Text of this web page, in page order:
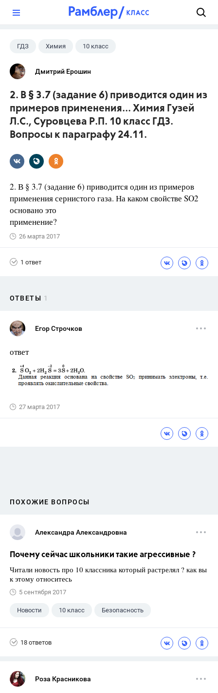
ГДЗ Химия 10 класс
Гузей Л.С.
Дмитрий Ерошин
2. В § 3.7 (задание 6) приводится один из
примеров применения... Химия Гузей
Л.С., Суровцева Р.П. 10 класс ГДЗ.
Вопросы к параграфу 24.11.
2. В § 3.7 (задание 6) приводится один из примеров
применения сернистого газа. На каком свойстве SO2
основано это
применение?
26 марта 2017
1 ответ
ОТВЕТЫ 1
Егор Строчков
ответ
27 марта 2017
ПОХОЖИЕ ВОПРОСЫ
Александра Александровна
Почему сейчас школьники такие агрессивные ?
Читали новость про 10 классника который растрелял ? как вы
к этому относитесь
5 сентября 2017
Новости 10 класс Безопасность
18 ответов
Роза Красникова